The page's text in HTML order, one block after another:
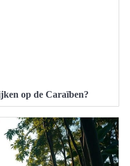
op de Caraïben?